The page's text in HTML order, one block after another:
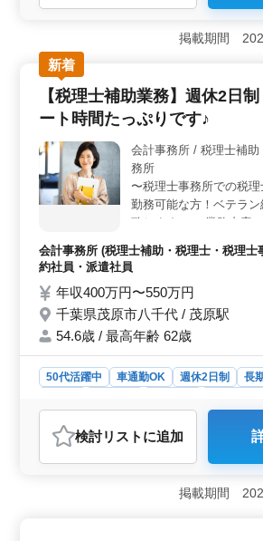
＜経験者優遇＞ この求人は会計事務
テランを対象としており、あなたの豊
を活かせる絶好の機会です。専門的な
客への会計処理指導や税務相談業務な
通じてキャリアアップも目指せます
環境＞ 都賀駅から徒歩3分というア
日の通勤を格段に楽にします。時間の
ます。 ＜安定した労働条件＞ 完全
え、年間を通じて休日が充実しており
ランスを重視する方にとって理想的な
社会保険完備、時間外労働が月20時間
安定した働き方を求める方に適してい
掲載期間
新着
【税理士補助業務】週休2日
ート時間たっぷりです♪
会計事務所 / 税理士補助・税理士・税理士事
務所
〜税理士事務所での税
勤務可能な方！ベテラ
致します！ ＊業務内容
ライアントへの業績報
イス ・個人確定申告書
＊ポイント ・車通勤可
・週休2日制 プライベー
ます！ 皆様のご応募お
会計事務所 (税理士補助・税理士・税理士
約社員・派遣社員
年収400万円〜550万円
千葉県茂原市八千代 / 茂原駅
54.6歳 / 最高年齢 62歳
50代活躍中 車通勤OK 週休2日制 長
おすすめポイント
＜働きやすい環境＞ 週休2日制でプラ
保可能です。通勤には車を利用でき、
ストレスなく通勤できます。仕事後に
の時間を楽しめる環境が整っていま
検討リスト に追加
掲載期間